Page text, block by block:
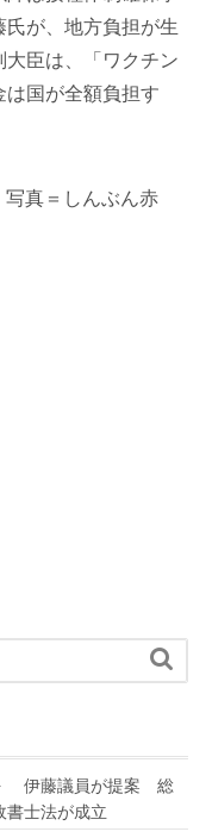
が、地方負担が生
大臣は、「ワクチン
国が全額負担す
写真＝しんぶん赤

伊藤議員が提案 総
書士法が成立